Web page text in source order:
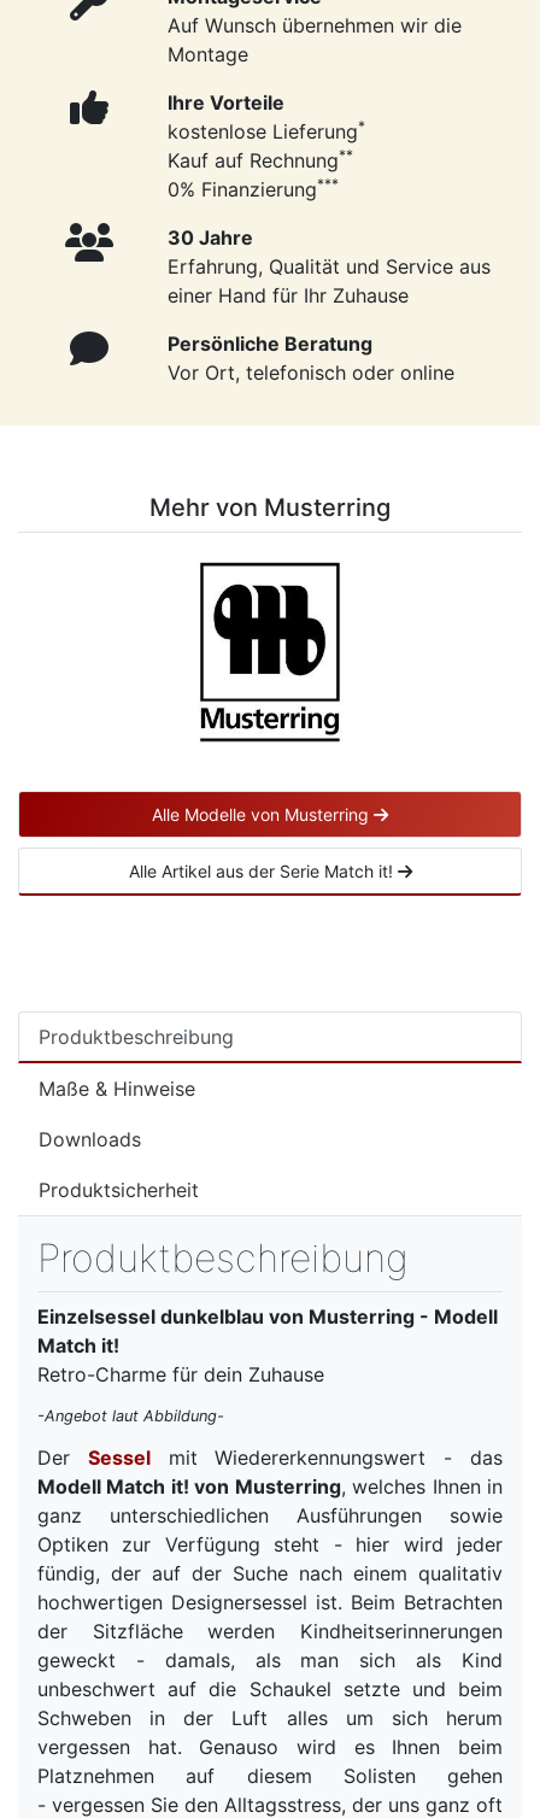
Auf Wunsch übernehmen wir die
Montage
Ihre Vorteile
kostenlose Lieferung*
Kauf auf Rechnung**
0% Finanzierung***
30 Jahre
Erfahrung, Qualität und Service aus
einer Hand für Ihr Zuhause
Persönliche Beratung
Vor Ort, telefonisch oder online
Mehr von Musterring
Alle Modelle von Musterring
Alle Artikel aus der Serie Match it!
Produktbeschreibung
Maße & Hinweise
Downloads
Produktsicherheit
Produktbeschreibung
Einzelsessel dunkelblau von Musterring - Modell
Match it!
Retro-Charme für dein Zuhause
-Angebot laut Abbildung-
Der Sesselmit Wiedererkennungswert - das
Modell Match it! von Musterring, welches Ihnen in
ganz unterschiedlichen Ausführungen sowie
Optiken zur Verfügung steht - hier wird jeder
fündig, der auf der Suche nach einem qualitativ
hochwertigen Designersessel ist. Beim Betrachten
der Sitzfläche werden Kindheitserinnerungen
geweckt - damals, als man sich als Kind
unbeschwert auf die Schaukel setzte und beim
Schweben in der Luft alles um sich herum
vergessen hat. Genauso wird es Ihnen beim
Platznehmen auf diesem Solisten gehen
- vergessen Sie den Alltagsstress, der uns ganz oft